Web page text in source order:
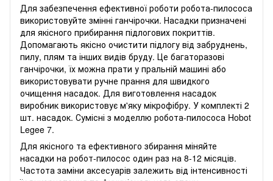
Для забезпечення ефективної роботи робота-пилососа
використовуйте змінні ганчірочки. Насадки призначені
для якісного прибирання підлогових покриттів.
Допомагають якісно очистити підлогу від забруднень,
пилу, плям та інших видів бруду. Це багаторазові
ганчірочки, їх можна прати у пральній машині або
використовувати ручне прання для швидкого
очищення насадок. Для виготовлення насадок
виробник використовує м'яку мікрофібру. У комплекті 2
шт. насадок. Сумісні з моделлю робота-пилососа Hobot
Legee 7.
Для якісного та ефективного збирання міняйте
насадки на робот-пилосос один раз на 8-12 місяців.
Частота заміни аксесуарів залежить від інтенсивності